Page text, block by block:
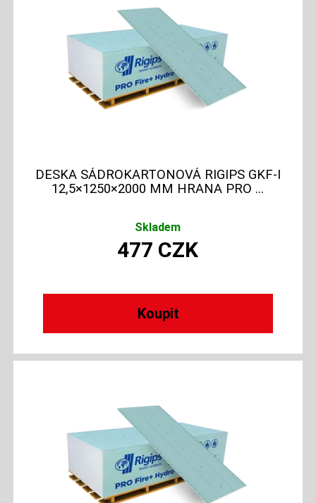
DESKA SÁDROKARTONOVÁ RIGIPS GKF-I
12,5×1250×2000 MM HRANA PRO ...
Skladem
477 CZK